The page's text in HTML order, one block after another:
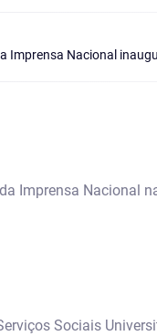
Imprensa Nacional
Imprensa Nacional
Sociais